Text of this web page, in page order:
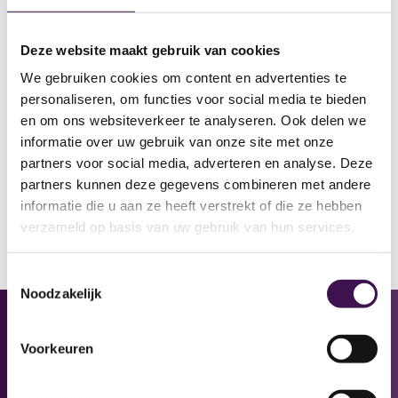
Deze website maakt gebruik van cookies
We gebruiken cookies om content en advertenties te
personaliseren, om functies voor social media te bieden
en om ons websiteverkeer te analyseren. Ook delen we
informatie over uw gebruik van onze site met onze
partners voor social media, adverteren en analyse. Deze
partners kunnen deze gegevens combineren met andere
informatie die u aan ze heeft verstrekt of die ze hebben
verzameld op basis van uw gebruik van hun services.
Noodzakelijk
Voorkeuren
Als je toekomst zoekt bij gemeenten,
water- en energiebedrijven, woningcorporaties,
zorg & onderwijs, staat ons landelijke netwerk
van vestigingen voor je klaar.
Bekijk hier alle vacatures
Vacatures